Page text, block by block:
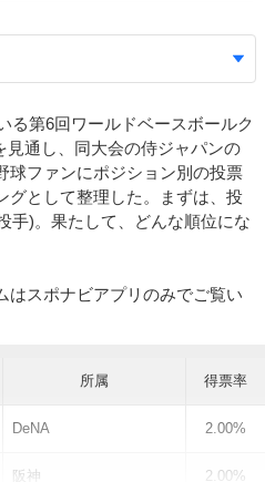
第6回ワールドベースボールク
見通し、同大会の侍ジャパンの
ファンにポジション別の投票
グとして整理した。まずは、投
手)。果たして、どんな順位にな
スポナビアプリのみでご覧い
所属 得票率
DeNA 2.00%
阪神 2.00%